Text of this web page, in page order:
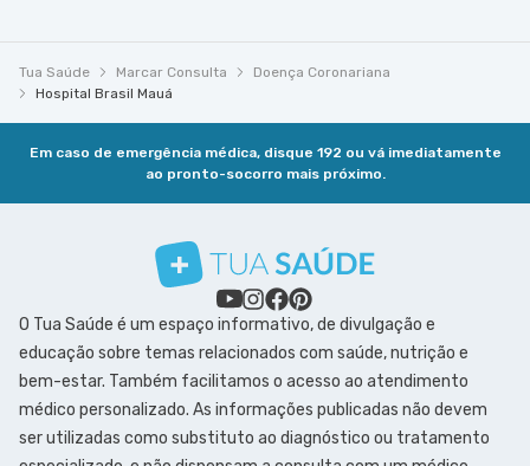
Tua Saúde Marcar Consulta
Doença Coronariana
Hospital Brasil Mauá
Em caso de emergência médica, disque 192 ou vá imediatamente
ao pronto-socorro mais próximo.
O Tua Saúde é um espaço informativo, de divulgação e
educação sobre temas relacionados com saúde, nutrição e
bem-estar. Também facilitamos o acesso ao atendimento
médico personalizado. As informações publicadas não devem
ser utilizadas como substituto ao diagnóstico ou tratamento